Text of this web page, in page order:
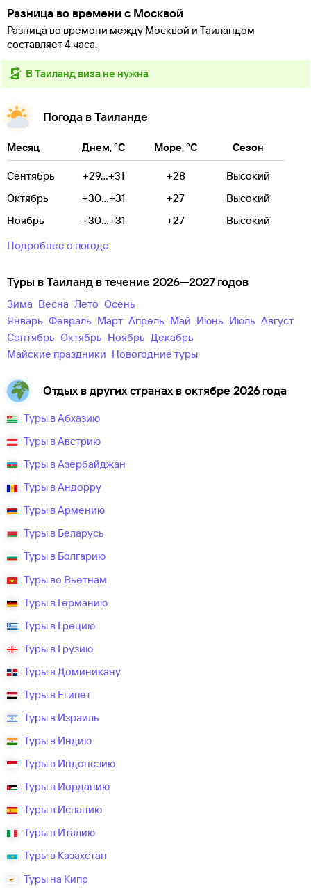
Разница во времени с Москвой
Разница во времени между Москвой и Таиландом
составляет 4 часа.
в Таиланд виза не нужна
Погода в Таиланде
Месяц Днем, °C Море, °C Сезон
Сентябрь +29...+31 +28
Высокий
Октябрь
+30...+31 +27
Высокий
Ноябрь
+30...+31 +27
Высокий
Подробнее о погоде
Туры в Таиланд в течение 2026—2027 годов
зима весна лето
осень
Январь
Февраль Март Апрель Май Июнь Июль
Август
Сентябрь
Октябрь Ноябрь
Декабрь
майские праздники
новогодние туры
Отдых в других странах в октябре 2026 года
Туры в Абхазию
Туры в Австрию
Туры в Азербайджан
Туры в Андорру
Туры в Армению
Туры в Беларусь
Туры в Болгарию
Туры во Вьетнам
Туры в Германию
Туры в Грецию
Туры в Грузию
Туры в Доминикану
Туры в Египет
Туры в Израиль
Туры в Индию
Туры в Индонезию
Туры в Иорданию
Туры в Испанию
Туры в Италию
Туры в Казахстан
Туры на Кипр